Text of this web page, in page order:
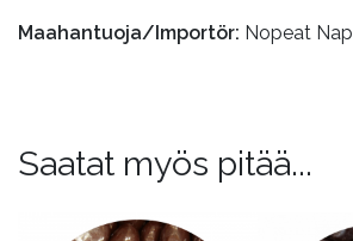
Maahantuoja/Importör: Nopeat
Saatat myös pitää...